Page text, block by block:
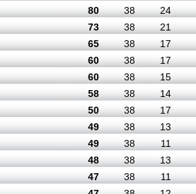
80 38
24
73 38
21
65 38
17
60 38
17
60 38
15
58 38
14
50 38
17
49 38
13
49 38
11
48 38
13
47 38
11